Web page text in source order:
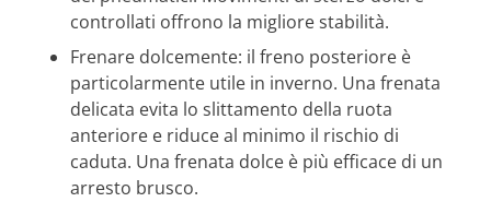
controllati offrono la migliore stabilità.
Frenare dolcemente: il freno posteriore è
particolarmente utile in inverno. Una frenata
delicata evita lo slittamento della ruota
anteriore e riduce al minimo il rischio di
caduta. Una frenata dolce è più efficace di un
arresto brusco.